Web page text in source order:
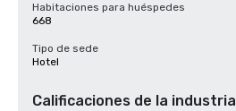
Habitaciones para huéspedes
668
Tipo de sede
Hotel
Calificaciones de la industria